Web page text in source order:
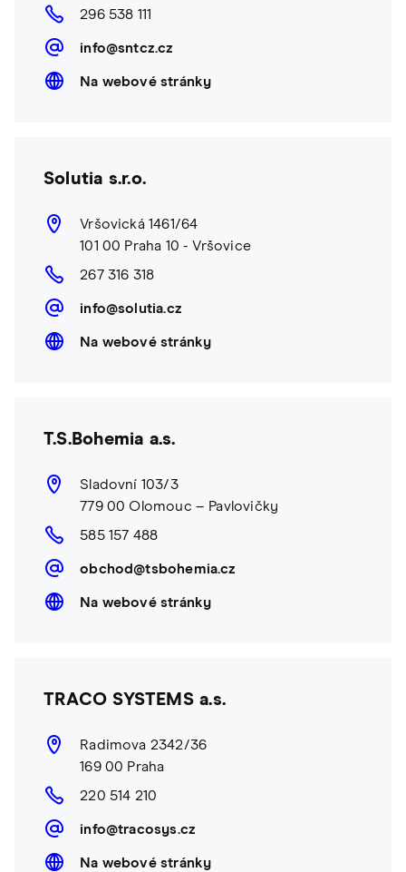
296 538 111
info@sntcz.cz
Na webové stránky
Solutia s.r.o.
Vršovická 1461/64
101 00 Praha 10 - Vršovice
267 316 318
info@solutia.cz
Na webové stránky
T.S.Bohemia a.s.
Sladovní 103/3
779 00 Olomouc – Pavlovičky
585 157 488
obchod@tsbohemia.cz
Na webové stránky
TRACO SYSTEMS a.s.
Radimova 2342/36
169 00 Praha
220 514 210
info@tracosys.cz
Na webové stránky